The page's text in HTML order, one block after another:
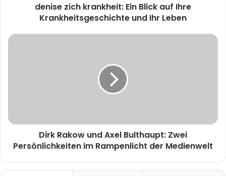
denise zich krankheit: Ein Blick auf Ihre
Krankheitsgeschichte und Ihr Leben
Dirk Rakow und Axel Bulthaupt: Zwei
Persönlichkeiten im Rampenlicht der Medienwelt